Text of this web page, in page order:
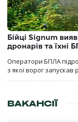
Бійці Signum
дронарів та їхні
Оператори БПЛА
з якої ворог запускав
ВАКАНСІЇ